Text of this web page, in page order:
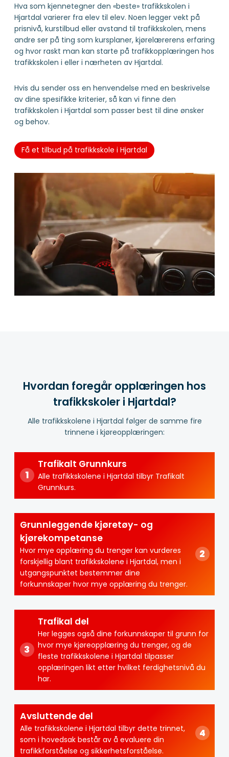
Hva som kjennetegner den «beste» trafikkskolen i
Hjartdal varierer fra elev til elev. Noen legger vekt på
prisnivå, kurstilbud eller avstand til trafikkskolen, mens
andre ser på ting som kursplaner, kjørelærerens erfaring
og hvor raskt man kan starte på trafikkopplæringen hos
trafikkskolen i eller i nærheten av Hjartdal.
Hvis du sender oss en henvendelse med en beskrivelse
av dine spesifikke kriterier, så kan vi finne den
trafikkskolen i Hjartdal som passer best til dine ønsker
og behov.
Få et tilbud på trafikkskole i Hjartdal
Hvordan foregår opplæringen hos
trafikkskoler i Hjartdal?
Alle trafikkskolene i Hjartdal følger de samme fire
trinnene i kjøreopplæringen:
Trafikalt Grunnkurs
Alle trafikkskolene i Hjartdal tilbyr Trafikalt
Grunnkurs.
Grunnleggende kjøretøy- og
kjørekompetanse
Hvor mye opplæring du trenger kan vurderes
forskjellig blant trafikkskolene i Hjartdal, men i
utgangspunktet bestemmer dine
forkunnskaper hvor mye opplæring du trenger.
Trafikal del
Her legges også dine forkunnskaper til grunn for
hvor mye kjøreopplæring du trenger, og de
fleste trafikkskolene i Hjartdal tilpasser
opplæringen likt etter hvilket ferdighetsnivå du
har.
Avsluttende del
Alle trafikkskolene i Hjartdal tilbyr dette trinnet,
som i hovedsak består av å evaluere din
trafikkforståelse og sikkerhetsforståelse.